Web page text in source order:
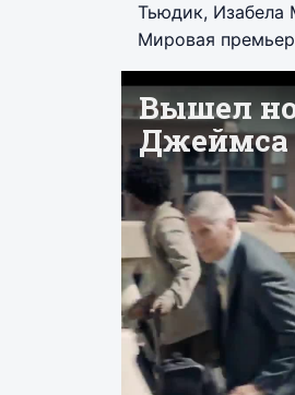
Тьюдик, Изабела
Мировая